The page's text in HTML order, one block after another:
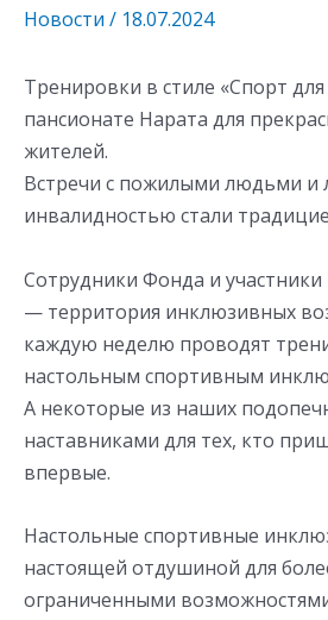
Новости / 18.07.2024
Тренировки в стиле «Спорт для
пансионате Нарата для
жителей.
Встречи с пожилыми людьми и
инвалидностью стали
Сотрудники Фонда и участники
— территория инклюзивных
каждую неделю проводят
настольным спортивным
А некоторые из наших
наставниками для тех, кто
впервые.
Настольные спортивные
настоящей отдушиной для
ограниченными